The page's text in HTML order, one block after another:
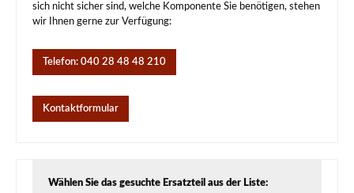
sich nicht sicher sind, welche Komponente Sie benötigen, stehen
wir Ihnen gerne zur Verfügung:
Telefon: 040 28 48 48 210
Kontaktformular
Wählen Sie das gesuchte Ersatzteil aus der Liste: